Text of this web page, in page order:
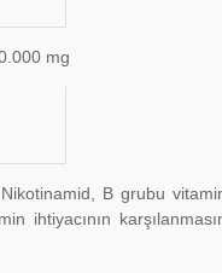
mg
B grubu
ihtiyacının